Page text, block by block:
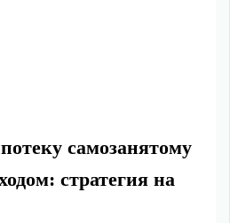
самозанятому
стратегия на